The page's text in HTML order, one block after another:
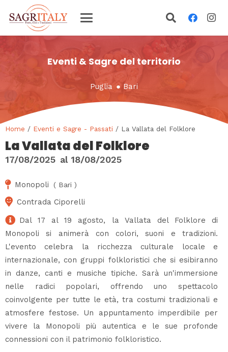
Eventi & Sagre del territorio
Puglia ● Bari
Home / Eventi e Sagre - Passati / La Vallata del Folklore
La Vallata del Folklore
17/08/2025 al 18/08/2025
Monopoli ( Bari )
Contrada Ciporelli
Dal 17 al 19 agosto, la Vallata del Folklore di
Monopoli si animerà con colori, suoni e tradizioni.
L'evento celebra la ricchezza culturale locale e
internazionale, con gruppi folkloristici che si esibiranno
in danze, canti e musiche tipiche. Sarà un'immersione
nelle radici popolari, offrendo uno spettacolo
coinvolgente per tutte le età, tra costumi tradizionali e
atmosfere festose. Un appuntamento imperdibile per
vivere la Monopoli più autentica e le sue profonde
connessioni con il patrimonio folkloristico.